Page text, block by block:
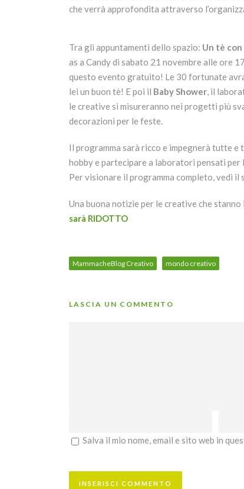
che verrà approfondita attraverso
Tra gli appuntamenti dello spazio: Un tè con
as a Candy di sabato 21 novembre alle ore
questo evento gratuito! Le 30 fortunate
lei un buon tè! E poi il Baby Shower, il
le creative si misureranno nei progetti più
decorazioni per le feste.
Il programma sarà ricco e impegnerà tutte
hobby e partecipare a laboratori pensati
Per visionare il programma completo, vedi il
Una buona notizie per le creative che stanno
sarà RIDOTTO
MammacheBlog Creativo mondo creativo
LASCIA UN COMMENTO
Salva il mio nome, email e sito web in